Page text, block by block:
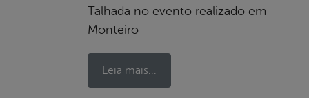
Talhada no evento realizado em
Monteiro
Leia mais...